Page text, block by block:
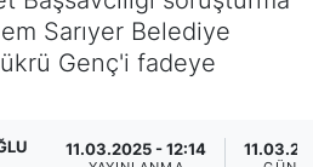
Sarıyer Belediye
Genç'i fadeye
11.03.2025 - 12:14